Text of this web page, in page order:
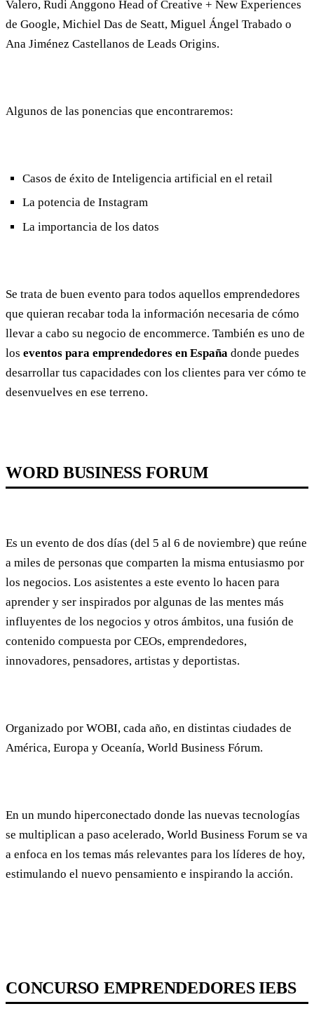
Valero, Rudi Anggono Head of Creative + New Experiences
de Google, Michiel Das de Seatt, Miguel Ángel Trabado o
Ana Jiménez Castellanos de Leads Origins.
Algunos de las ponencias que encontraremos:
Casos de éxito de Inteligencia artificial en el retail
La potencia de Instagram
La importancia de los datos
Se trata de buen evento para todos aquellos emprendedores
que quieran recabar toda la información necesaria de cómo
llevar a cabo su negocio de encommerce. También es uno de
los eventos para emprendedores en España donde puedes
desarrollar tus capacidades con los clientes para ver cómo te
desenvuelves en ese terreno.
WORD BUSINESS FORUM
Es un evento de dos días (del 5 al 6 de noviembre) que reúne
a miles de personas que comparten la misma entusiasmo por
los negocios. Los asistentes a este evento lo hacen para
aprender y ser inspirados por algunas de las mentes más
influyentes de los negocios y otros ámbitos, una fusión de
contenido compuesta por CEOs, emprendedores,
innovadores, pensadores, artistas y deportistas.
Organizado por WOBI, cada año, en distintas ciudades de
América, Europa y Oceanía, World Business Fórum.
En un mundo hiperconectado donde las nuevas tecnologías
se multiplican a paso acelerado, World Business Forum se va
a enfoca en los temas más relevantes para los líderes de hoy,
estimulando el nuevo pensamiento e inspirando la acción.
CONCURSO EMPRENDEDORES IEBS